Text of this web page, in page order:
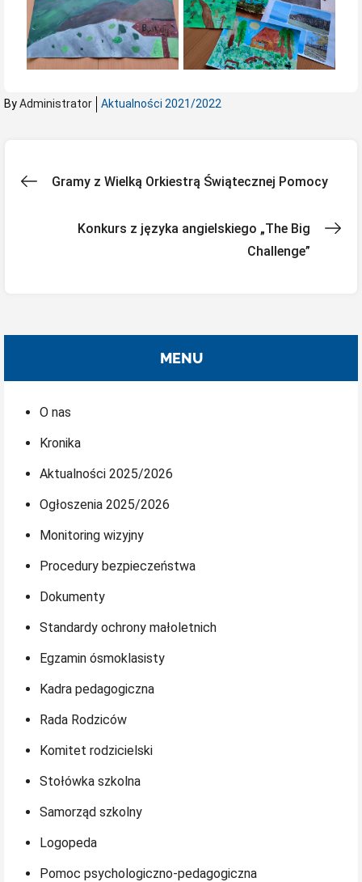
ByAdministrator Aktualności 2021/2022
Nawigacja
wpisu
Gramy z Wielką Orkiestrą Świątecznej Pomocy
Konkurs z języka angielskiego „The Big
Challenge”
MENU
O nas
Kronika
Aktualności 2025/2026
Ogłoszenia 2025/2026
Monitoring wizyjny
Procedury bezpieczeństwa
Dokumenty
Standardy ochrony małoletnich
Egzamin ósmoklasisty
Kadra pedagogiczna
Rada Rodziców
Komitet rodzicielski
Stołówka szkolna
Samorząd szkolny
Logopeda
Pomoc psychologiczno-pedagogiczna